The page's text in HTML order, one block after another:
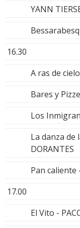
YANN
16.30
A ras de
Bares y
Los
La danza de
DORANTES
Pan caliente
17.00
El Vito -